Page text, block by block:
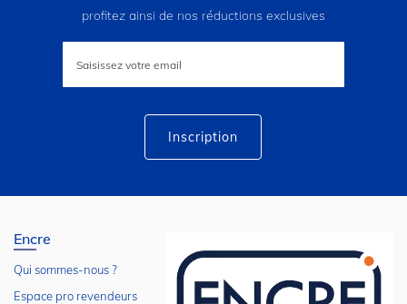
profitez ainsi de nos réductions exclusives
lettre
Inscription
Encre
Qui sommes-nous ?
Espace pro revendeurs